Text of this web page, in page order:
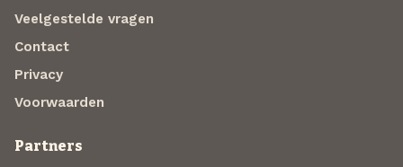
Veelgestelde vragen
Contact
Privacy
Voorwaarden
Partners